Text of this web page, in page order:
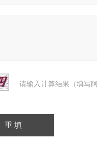
请输入计算结果（填写